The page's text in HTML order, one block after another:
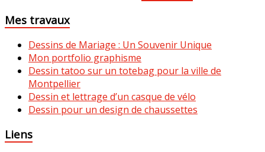
Mes travaux
Dessins de Mariage : Un Souvenir Unique
Mon portfolio graphisme
Dessin tatoo sur un totebag pour la ville de
Montpellier
Dessin et lettrage d’un casque de vélo
Dessin pour un design de chaussettes
Liens